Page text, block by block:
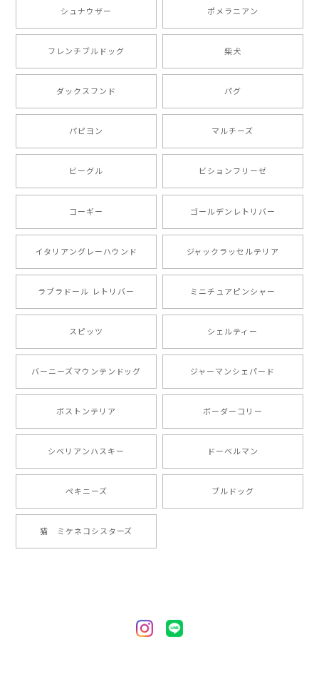
【 ボーダーコリー 水彩画風 毛色4色 】 手帳 スマホケース 犬 うちの子 iPhone & Android
ったです。 ご連絡が取りづらい点だけ少し不安になり
ましたが、商品の素敵さでチャラです。 本当に可愛
い。ありがとうございます。
【 キュンです ボーダーコリー 】 手帳 スマホケース 犬 うちの子 プレゼント ペット Android対応
2024/10/28
注文受領連絡が無かったのでハラハラしましたが… 可
愛い商品が届きました！大満足です♪
【 自然に囲まれた ポメラニアン 】マグカップ 犬 ペット うちの子 犬グッズ ギフト プレゼント 母の日
りまして、元気な時の顔がそっくりだったので、注文し
ました。ありがとうございました。
2024/05/22
2024/05/04
2024/05/04
シュナウザー ポメラニアン
フレンチブルドッグ 柴犬
ダックスフンド パグ
パピヨン マルチーズ
ビーグル ビションフリーゼ
コーギー ゴールデンレトリバー
イタリアングレーハウンド ジャックラッセルテリア
ラブラドール レトリバー ミニチュアピンシャー
スピッツ シェルティー
バーニーズマウンテンドッグ ジャーマンシェパード
ボストンテリア ボーダーコリー
シベリアンハスキー ドーベルマン
ペキニーズ ブルドッグ
猫 ミケネコシスターズ